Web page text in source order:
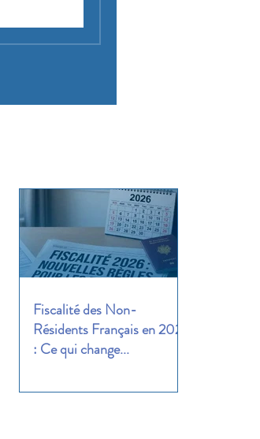
Fiscalité des Non-
Résidents Français en 2026
: Ce qui change...